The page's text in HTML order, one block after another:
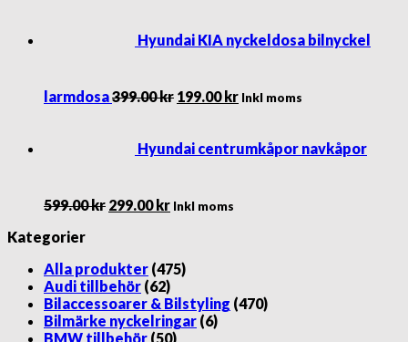
Hyundai KIA nyckeldosa bilnyckel
larmdosa399.00kr Det
var:
199.00krDet
är:
Inkl moms
Hyundai centrumkåpor navkåpor
599.00kr Det
599.00 kr.
299.00krDet
299.00 kr.
Inkl moms
Kategorier
Alla produkter (475)
Audi tillbehör (62)
Bilaccessoarer & Bilstyling (470)
Bilmärke nyckelringar (6)
BMW tillbehör (50)